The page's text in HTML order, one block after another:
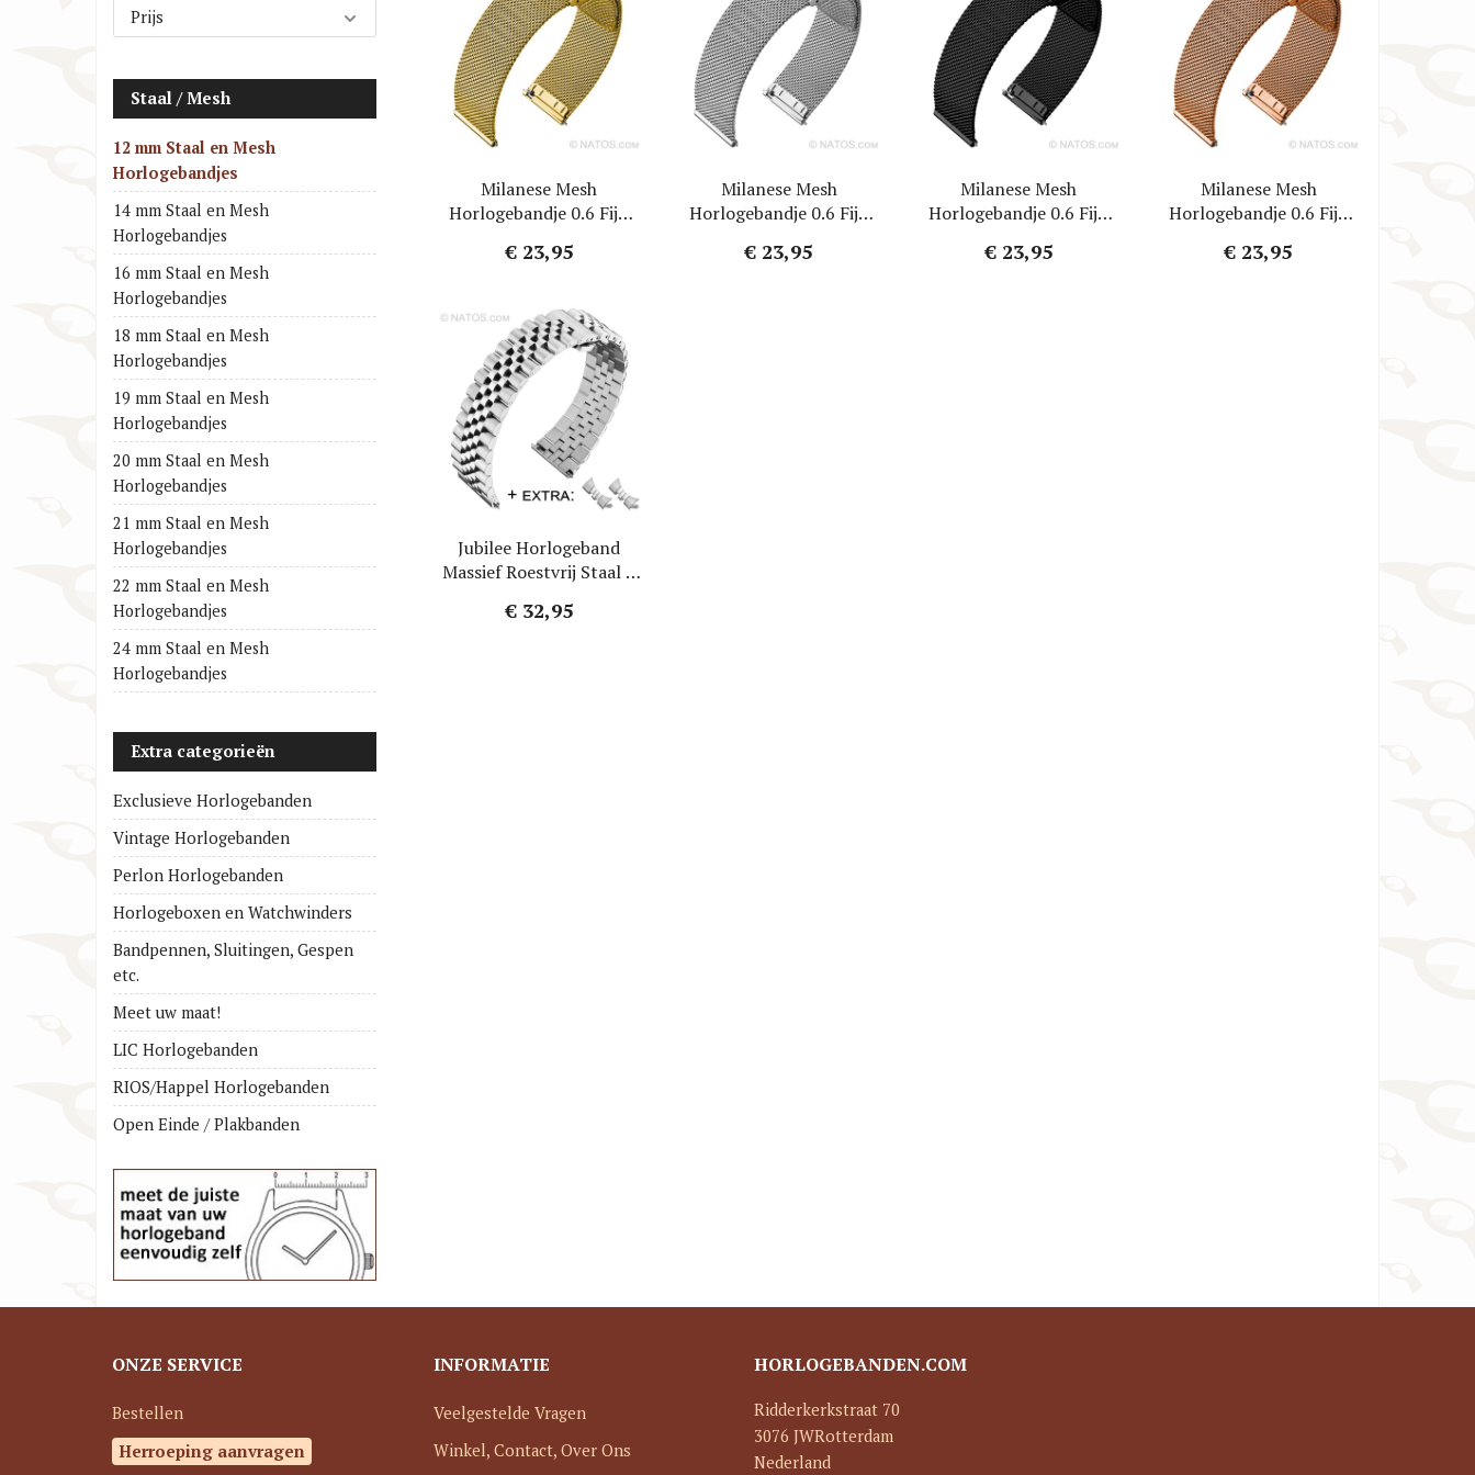
Cartier Horlogebanden
Horlogebanden
Citizen Horlogebanden
Huawei Watch Horlogebanden
IWC Horlogebanden
Jacob Jensen Horlogebanden
Lars Larsen Horlogebanden
MoonSwatch Horlogebanden
Omega Horlogebanden
Panerai Horlogebanden
Paul Hewitt Horlogebanden
TW Steel Horlogebanden
VR46 / Yamaha Racing Horlogebanden
Prijs
Staal / Mesh
12 mm Staal en Mesh
Horlogebandjes
14 mm Staal en Mesh
Horlogebandjes
16 mm Staal en Mesh
Horlogebandjes
18 mm Staal en Mesh
Horlogebandjes
19 mm Staal en Mesh
Horlogebandjes
20 mm Staal en Mesh
Horlogebandjes
21 mm Staal en Mesh
Horlogebandjes
22 mm Staal en Mesh
Horlogebandjes
24 mm Staal en Mesh
Horlogebandjes
Extra categorieën
Exclusieve Horlogebanden
Vintage Horlogebanden
Perlon Horlogebanden
Horlogeboxen en Watchwinders
Bandpennen, Sluitingen, Gespen
etc.
Meet uw maat!
LIC Horlogebanden
RIOS/Happel Horlogebanden
Open Einde / Plakbanden
Milanese Mesh
Horlogebandje 0.6 Fijn
€ 23,95
Milanese Mesh
Horlogebandje 0.6 Fijn
€ 23,95
Milanese Mesh
Horlogebandje 0.6 Fijn
€ 23,95
Milanese Mesh
Horlogebandje 0.6 Fijn
€ 23,95
Jubilee Horlogeband
Massief Roestvrij Staal +
€ 32,95
ONZE SERVICE
Bestellen
Herroeping aanvragen
INFORMATIE
Veelgestelde Vragen
Winkel, Contact, Over Ons
HORLOGEBANDEN.COM
Ridderkerkstraat 70
3076 JWRotterdam
Nederland